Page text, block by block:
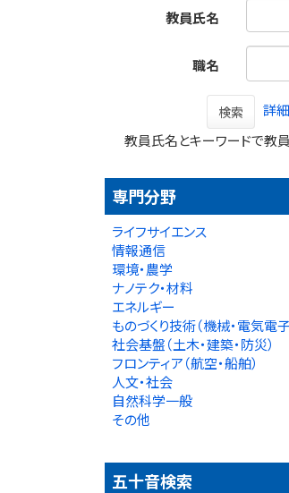
教員氏名
職名
検索
詳
教員氏名とキーワードで教
専門分野
ライフサイエンス
情報通信
環境・農学
ナノテク・材料
エネルギー
ものづくり技術（機械・電気電
社会基盤（土木・建築・防災）
フロンティア（航空・船舶）
人文・社会
自然科学一般
その他
五十音検索